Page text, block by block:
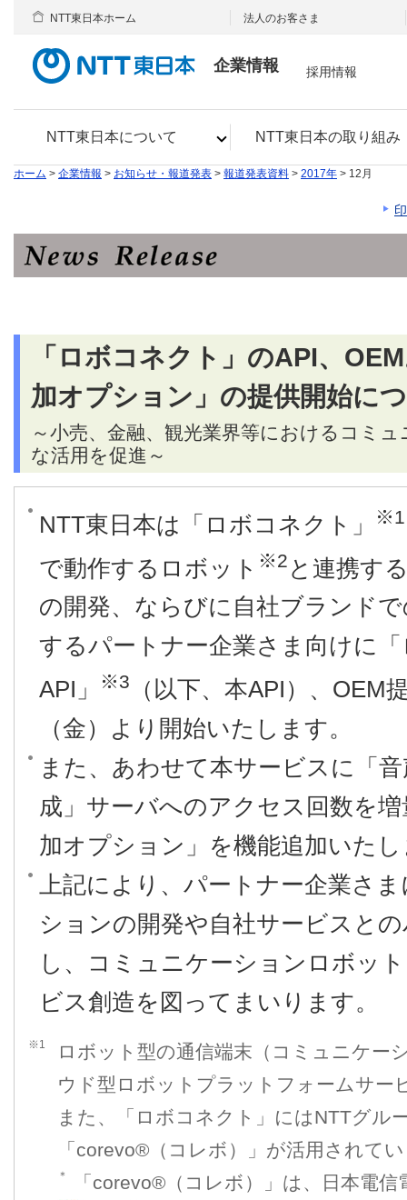
企業情報
NTT東日本について NTT東日本の取り組み
NTT東日本ホーム 法人のお客さま
採用情報
ホーム > 企業情報 > お知らせ・報道発表 > 報道発表資料 > 2017年 > 12月
「ロボコネクト」のAPI、
加オプション」の提供開始に
～小売、金融、観光業界等におけるコミ
な活用を促進～
NTT東日本は「ロボコネクト」 ※1
で動作するロボット ※2 と連携す
の開発、ならびに自社ブランド
するパートナー企業さま向けに
API」
※3
（以下、本API）、OEM
（金）より開始いたします。
また、あわせて本サービスに「
成」サーバへのアクセス回数を
加オプション」を機能追加いた
上記により、パートナー企業さ
ションの開発や自社サービスと
し、コミュニケーションロボッ
ビス創造を図ってまいります。
※1
ロボット型の通信端末（コミュニケー
ウド型ロボットプラットフォームサー
また、「ロボコネクト」にはNTTグル
「corevo®（コレボ）」が活用されて
＊ 「corevo®（コレボ）」は、日本電